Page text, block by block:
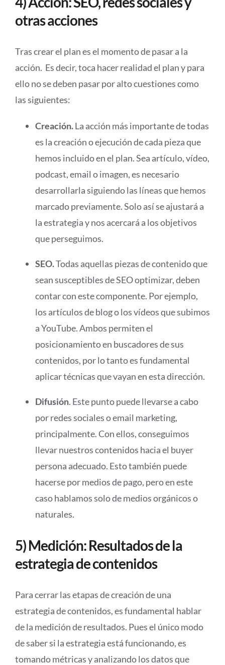
otras acciones
Tras crear el plan es el momento de pasar a la
acción. Es decir, toca hacer realidad el plan y para
ello no se deben pasar por alto cuestiones como
las siguientes:
Creación.La acción más importante de todas
es la creación o ejecución de cada pieza que
hemos incluido en el plan. Sea artículo, vídeo,
podcast, email o imagen, es necesario
desarrollarla siguiendo las líneas que hemos
marcado previamente. Solo así se ajustará a
la estrategia y nos acercará a los objetivos
que perseguimos.
SEO.Todas aquellas piezas de contenido que
sean susceptibles de SEO optimizar, deben
contar con este componente. Por ejemplo,
los artículos de blog o los vídeos que subimos
a YouTube. Ambos permiten el
posicionamiento en buscadores de sus
contenidos, por lo tanto es fundamental
aplicar técnicas que vayan en esta dirección.
Difusión. Este punto puede llevarse a cabo
por redes sociales o email marketing,
principalmente. Con ellos, conseguimos
llevar nuestros contenidos hacia el buyer
persona adecuado. Esto también puede
hacerse por medios de pago, pero en este
caso hablamos solo de medios orgánicos o
naturales.
5) Medición: Resultados de la
estrategia de contenidos
Para cerrar las etapas de creación de una
estrategia de contenidos, es fundamental hablar
de la medición de resultados. Pues el único modo
de saber si la estrategia está funcionando, es
tomando métricas y analizando los datos que